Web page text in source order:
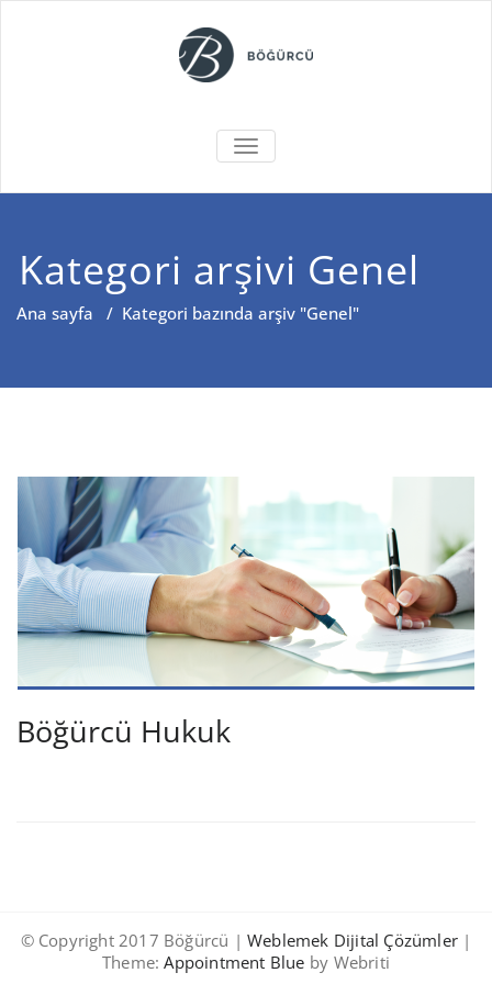
BÖĞÜRCÜ
MENÜYÜ DEĞIŞTIR
Kategori arşivi Genel
Ana sayfa / Kategori bazında arşiv "Genel"
Böğürcü Hukuk
© Copyright 2017 Böğürcü | Weblemek Dijital Çözümler |
Theme: Appointment Blue by Webriti